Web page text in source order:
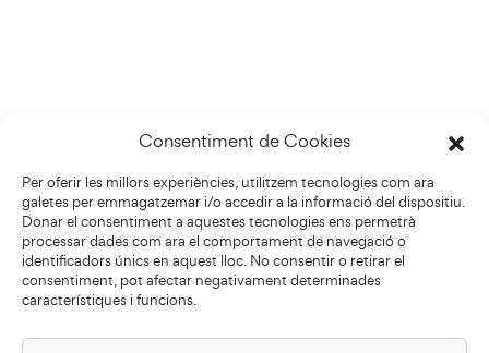
Consentiment de Cookies
Per oferir les millors experiències, utilitzem tecnologies com ara
galetes per emmagatzemar i/o accedir a la informació del dispositiu.
Donar el consentiment a aquestes tecnologies ens permetrà
processar dades com ara el comportament de navegació o
identificadors únics en aquest lloc. No consentir o retirar el
consentiment, pot afectar negativament determinades
característiques i funcions.